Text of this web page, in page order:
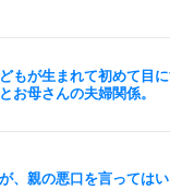
もが生まれて初めて目
お母さんの夫婦関係。
、親の悪口を言ってはい